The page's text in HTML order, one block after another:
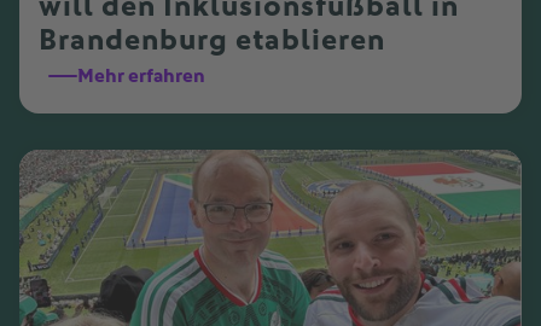
will den Inklusionsfußball in
Brandenburg etablieren
Mehr erfahren